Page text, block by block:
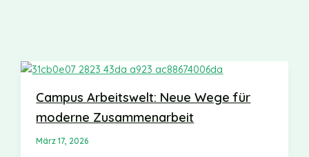
Campus Arbeitswelt: Neue Wege für
moderne Zusammenarbeit
März 17, 2026